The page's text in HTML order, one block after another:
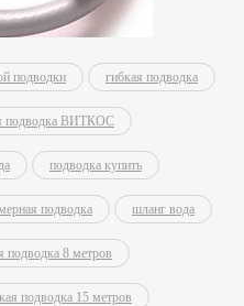
подводки гибкая подводка
подводка ВИТКОС
подводка купить
подводка шланг вода
подводка 8 метров
подводка 15 метров